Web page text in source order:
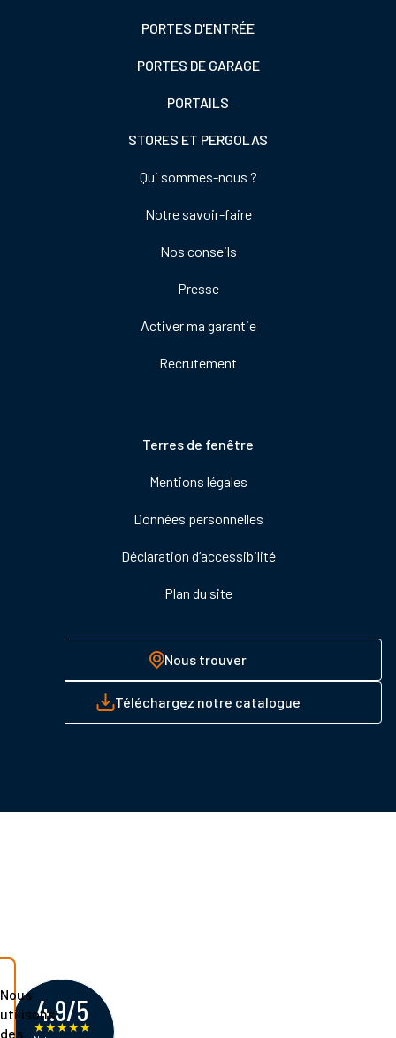
PORTES D'ENTRÉE
PORTES DE GARAGE
PORTAILS
STORES ET PERGOLAS
Qui sommes-nous ?
Notre savoir-faire
Nos conseils
Presse
Activer ma garantie
Recrutement
Terres de fenêtre
Mentions légales
Données personnelles
Déclaration d’accessibilité
Plan du site
Nous trouver
Téléchargez notre catalogue
4.9/5
★★★★★
Nous
utilisons
des